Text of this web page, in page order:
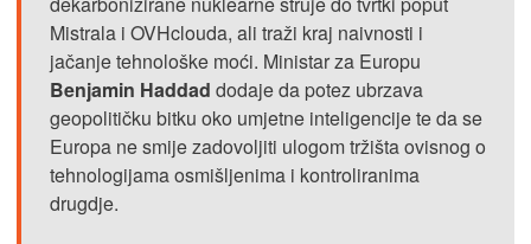
Mistrala i OVHclouda, ali traži kraj naivnosti i
jačanje tehnološke moći. Ministar za Europu
Benjamin Haddad dodaje da potez ubrzava
geopolitičku bitku oko umjetne inteligencije te da se
Europa ne smije zadovoljiti ulogom tržišta ovisnog o
tehnologijama osmišljenima i kontroliranima
drugdje.